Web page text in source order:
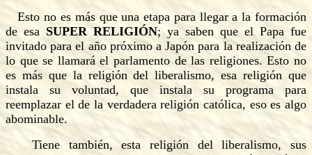
Esto no es más que una etapa para llegar a la formación
de esa SUPER RELIGIÓN; ya saben que el Papa fue
invitado para el año próximo a Japón para la realización de
lo que se llamará el parlamento de las religiones. Esto no
es más que la religión del liberalismo, esa religión que
instala su voluntad, que instala su programa para
reemplazar el de la verdadera religión católica, eso es algo
abominable.
Tiene también, esta religión del liberalismo, sus